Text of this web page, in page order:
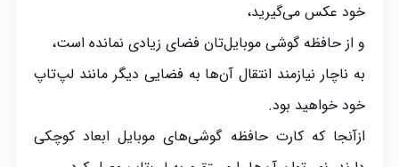
خود عکس می‌گیرید،
و از حافظه گوشی موبایل‌تان فضای زیادی نمانده است،
به ناچار نیازمند انتقال آن‌ها به فضایی دیگر مانند لپ‌تاپ
خود خواهید بود.
ازآنجا کهکارت حافظه گوشی‌های موبایل ابعاد کوچکی